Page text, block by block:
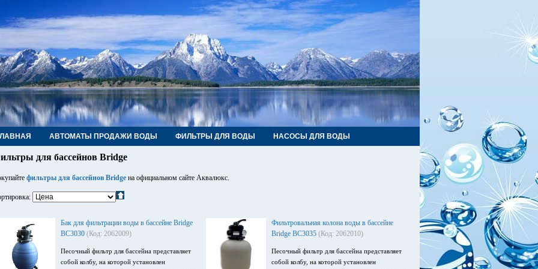
АВТОМАТЫ ПРОДАЖИ ВОДЫ ФИЛЬТРЫ ДЛЯ ВОДЫ НАСОСЫ ДЛЯ ВОДЫ
ФИТИНГИ, КРАНЫ КОНТАКТЫ
для бассейнов Bridge
фильтры для бассейнов Bridge на официальном сайте Аквалюкс.
Бак для фильтрации воды в бассейне Bridge
BC3030 (Код: 2062009)
Песочный фильтр для бассейна представляет
собой колбу, на которой установлен
Фильтровальная колона воды в бассейне
Bridge BC3035 (Код: 2062010)
Песочный фильтр для бассейна представляет
собой колбу, на которой установлен